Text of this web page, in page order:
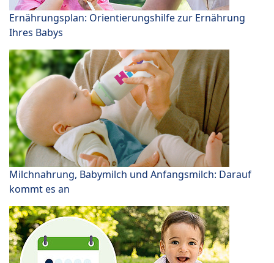
Ernährungsplan: Orientierungshilfe zur Ernährung
Ihres Babys
Milchnahrung, Babymilch und Anfangsmilch: Darauf
kommt es an